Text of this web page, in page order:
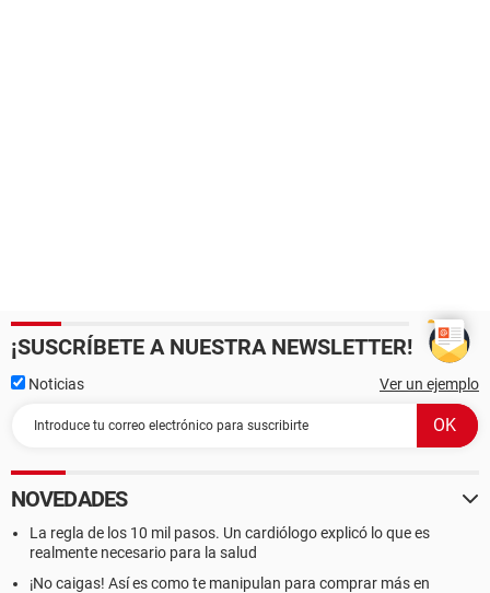
¡SUSCRÍBETE A NUESTRA NEWSLETTER!
Noticias Ver un ejemplo
NOVEDADES
La regla de los 10 mil pasos. Un cardiólogo explicó lo que es
realmente necesario para la salud
¡No caigas! Así es como te manipulan para comprar más en